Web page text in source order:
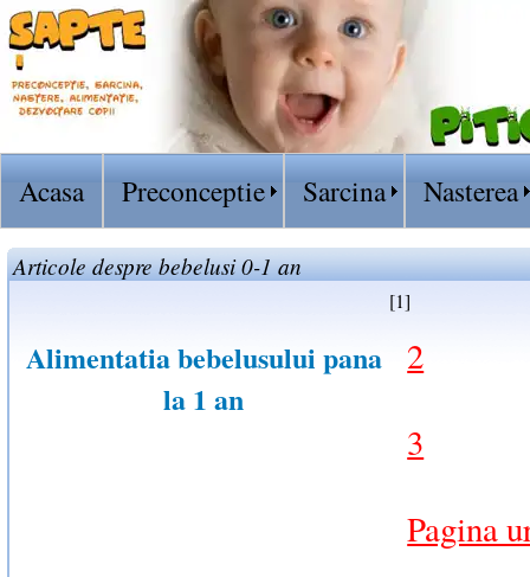
Acasa Preconceptie Sarcina Nasterea
Articole despre bebelusi 0-1 an
[1]
2
3
Pagina
Alimentatia bebelusului pana
la 1 an